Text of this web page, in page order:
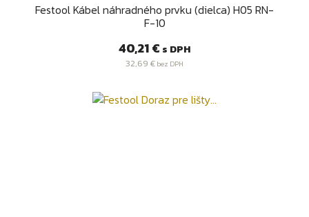
Festool Kábel náhradného prvku (dielca) H05 RN-
F-10
Cena
40,21 € s DPH
32,69 € bez DPH